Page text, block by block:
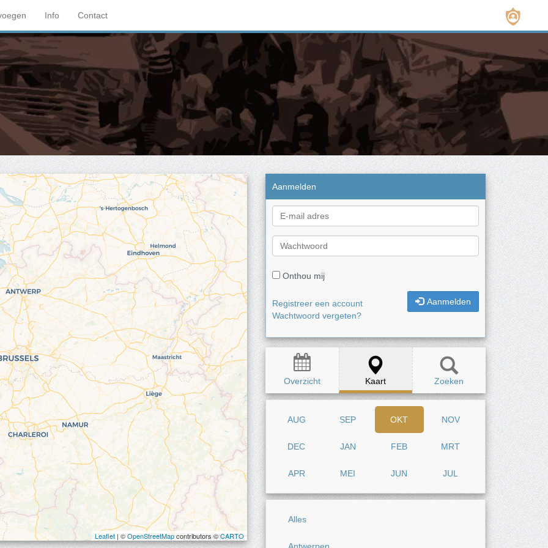
Info Contact
Aanmelden
Onthou mij
Aanmelden
Registreer een account
Wachtwoord vergeten?
Overzicht Kaart Zoeken
AUG SEP OKT NOV
DEC JAN FEB MRT
APR MEI JUN JUL
Alles
Leaflet | ©OpenStreetMapcontributors ©CARTO